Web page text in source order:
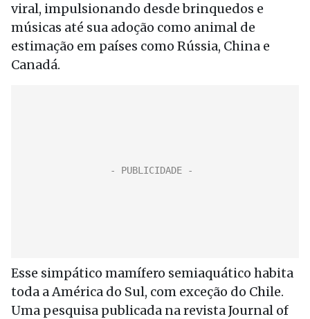
viral, impulsionando desde brinquedos e
músicas até sua adoção como animal de
estimação em países como Rússia, China e
Canadá.
Esse simpático mamífero semiaquático habita
toda a América do Sul, com exceção do Chile.
Uma pesquisa publicada na revista Journal of